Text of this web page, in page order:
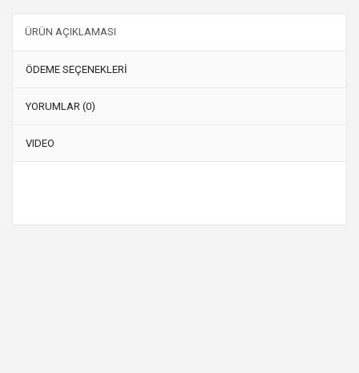
ÜRÜN AÇIKLAMASI
ÖDEME SEÇENEKLERİ
YORUMLAR (0)
VIDEO